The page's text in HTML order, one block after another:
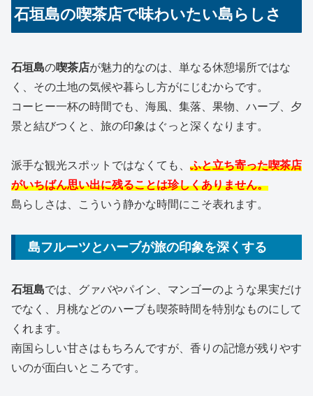
石垣島の喫茶店で味わいたい島らしさ
石垣島の喫茶店が魅力的なのは、単なる休憩場所ではな
く、その土地の気候や暮らし方がにじむからです。
コーヒー一杯の時間でも、海風、集落、果物、ハーブ、夕
景と結びつくと、旅の印象はぐっと深くなります。
派手な観光スポットではなくても、 ふと立ち寄った喫茶店
がいちばん思い出に残ることは珍しくありません。
島らしさは、こういう静かな時間にこそ表れます。
島フルーツとハーブが旅の印象を深くする
石垣島では、グァバやパイン、マンゴーのような果実だけ
でなく、月桃などのハーブも喫茶時間を特別なものにして
くれます。
南国らしい甘さはもちろんですが、香りの記憶が残りやす
いのが面白いところです。